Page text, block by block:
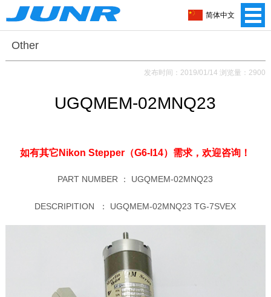
Other
发布时间：2019/01/14 浏览量：2900
UGQMEM-02MNQ23
如有其它Nikon Stepper（G6-I14）需求，欢迎咨询！
PART NUMBER ： UGQMEM-02MNQ23
DESCRIPITION ： UGQMEM-02MNQ23 TG-7SVEX
简体中文